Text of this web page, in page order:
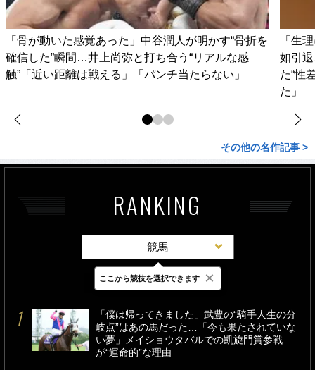
「骨が動いた感覚あった」中谷潤人が明かす“骨折を
確信した”瞬間…井上尚弥と打ち合う“リアルな感
触”「近い距離は戦える」「パンチ当たらない」
「生
如引
た“性
た」
その他の名作記事 >
RANKING
競馬
最新 24時間 週間
「僕は帰ってきました」武豊の“騎手人生の分
岐点”はあの馬だった…「今も果たされていな
い夢」メイショウタバルでの凱旋門賞参戦
が“運命的”な理由
ここから競技を選択できます ×